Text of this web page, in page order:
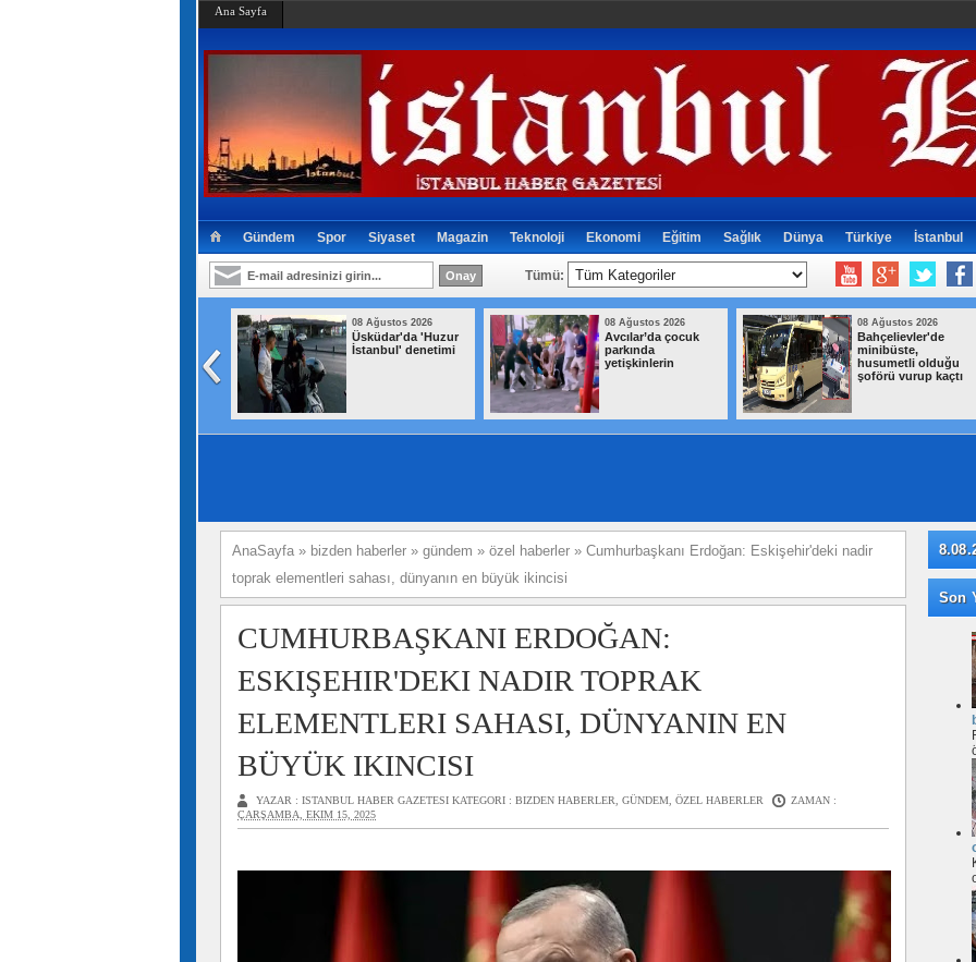
Ana Sayfa
Gündem Spor Siyaset Magazin Teknoloji Ekonomi Eğitim Sağlık Dünya Türkiye İstanbul
Tümü:
yetişkinlerin
08 Ağustos 2026
Bahçelievler'de
minibüste,
şoförü vurup kaçtı
08 Ağustos 2026
Mekke Anlaşması,
Türkiye'nin askeri
kapasitesini
yeniden uluslararası
gündemine getirdi
08 Ağustos 2026
TBMM'de
Koruma
teklifinde 6
daha kabul
AnaSayfa » bizden haberler » gündem » özel haberler » Cumhurbaşkanı Erdoğan: Eskişehir'deki nadir
toprak elementleri sahası, dünyanın en büyük ikincisi
CUMHURBAŞKANI ERDOĞAN:
ESKIŞEHIR'DEKI NADIR TOPRAK
ELEMENTLERI SAHASI, DÜNYANIN EN
BÜYÜK IKINCISI
YAZAR : ISTANBUL HABER GAZETESI KATEGORI : BIZDEN HABERLER, GÜNDEM, ÖZEL HABERLER
ZAMAN :
ÇARŞAMBA, EKIM 15, 2025
Son